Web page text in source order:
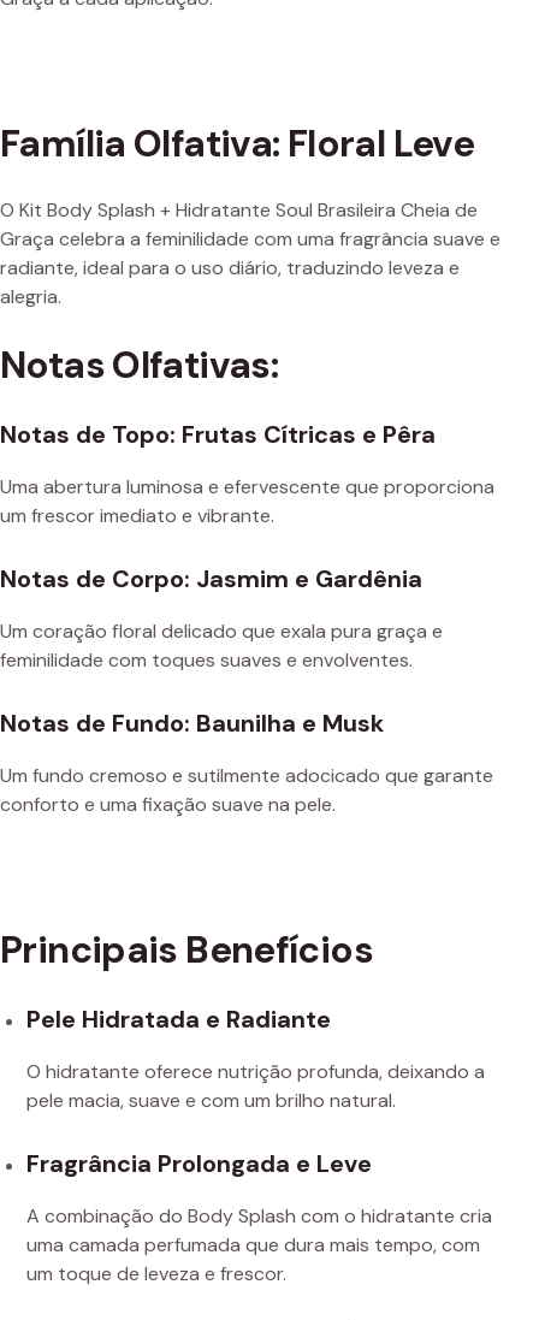
Família Olfativa: Floral Leve
O Kit Body Splash + Hidratante Soul Brasileira Cheia de
Graça celebra a feminilidade com uma fragrância suave e
radiante, ideal para o uso diário, traduzindo leveza e
alegria.
Notas Olfativas:
Notas de Topo: Frutas Cítricas e Pêra
Uma abertura luminosa e efervescente que proporciona
um frescor imediato e vibrante.
Notas de Corpo: Jasmim e Gardênia
Um coração floral delicado que exala pura graça e
feminilidade com toques suaves e envolventes.
Notas de Fundo: Baunilha e Musk
Um fundo cremoso e sutilmente adocicado que garante
conforto e uma fixação suave na pele.
Principais Benefícios
Pele Hidratada e Radiante
O hidratante oferece nutrição profunda, deixando a
pele macia, suave e com um brilho natural.
Fragrância Prolongada e Leve
A combinação do Body Splash com o hidratante cria
uma camada perfumada que dura mais tempo, com
um toque de leveza e frescor.